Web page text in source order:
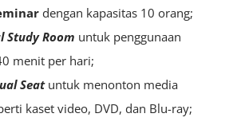
dengan kapasitas 10 orang;
Study Room untuk penggunaan
menit per hari;
Seatuntuk menonton media
kaset video, DVD, dan Blu-ray;